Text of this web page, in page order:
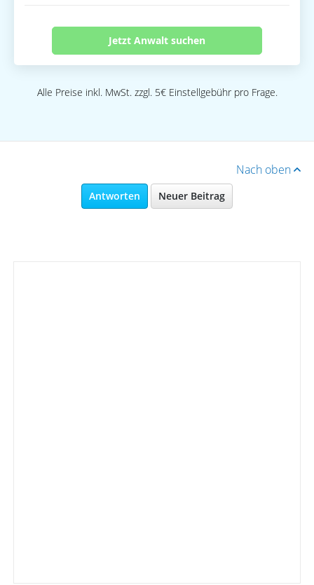
Jetzt Anwalt suchen
Alle Preise inkl. MwSt. zzgl. 5€ Einstellgebühr pro Frage.
Nach oben
Antworten Neuer Beitrag